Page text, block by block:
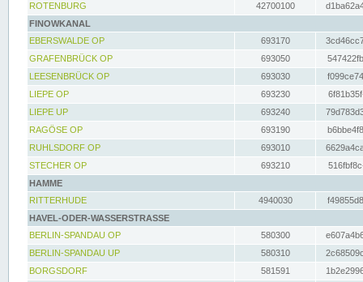
ROTENBURG
42700100
FINOWKANAL
EBERSWALDE OP
693170
GRAFENBRÜCK OP
693050
LEESENBRÜCK OP
693030
LIEPE OP
693230
LIEPE UP
693240
RAGÖSE OP
693190
RUHLSDORF OP
693010
STECHER OP
693210
HAMME
RITTERHUDE
4940030
HAVEL-ODER-WASSERSTRASSE
BERLIN-SPANDAU OP
580300
BERLIN-SPANDAU UP
580310
BORGSDORF
581591